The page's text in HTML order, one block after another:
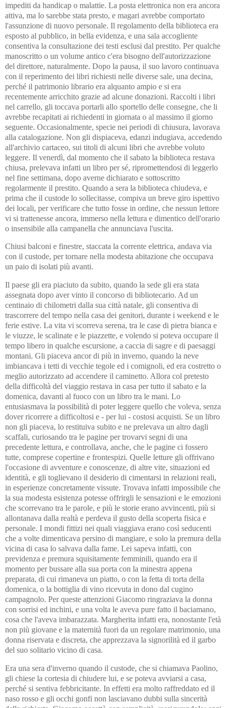
impediti da handicap o malattie. La posta elettronica non era ancora
attiva, ma lo sarebbe stata presto, e magari avrebbe comportato
l'assunzione di nuovo personale. Il regolamento della biblioteca era
esposto al pubblico, in bella evidenza, e una sala accogliente
consentiva la consultazione dei testi esclusi dal prestito. Per qualche
manoscritto o un volume antico c'era bisogno dell'autorizzazione
del direttore, naturalmente. Dopo la pausa, il suo lavoro continuava
con il reperimento dei libri richiesti nelle diverse sale, una decina,
perché il patrimonio librario era alquanto ampio e si era
recentemente arricchito grazie ad alcune donazioni. Raccolti i libri
nel carrello, gli toccava portarli allo sportello delle consegne, che li
avrebbe recapitati ai richiedenti in giornata o al massimo il giorno
seguente. Occasionalmente, specie nei periodi di chiusura, lavorava
alla catalogazione. Non gli dispiaceva, edanzi indugiava, accedendo
all'archivio cartaceo, sui titoli di alcuni libri che avrebbe voluto
leggere. Il venerdì, dal momento che il sabato la biblioteca restava
chiusa, prelevava infatti un libro per sé, ripromettendosi di leggerlo
nel fine settimana, dopo averne dichiarato e sottoscritto
regolarmente il prestito. Quando a sera la biblioteca chiudeva, e
prima che il custode lo sollecitasse, compiva un breve giro ispettivo
dei locali, per verificare che tutto fosse in ordine, che nessun lettore
vi si trattenesse ancora, immerso nella lettura e dimentico dell'orario
o insensibile alla campanella che annunciava l'uscita.
Chiusi balconi e finestre, staccata la corrente elettrica, andava via
con il custode, per tornare nella modesta abitazione che occupava
un paio di isolati più avanti.
Il paese gli era piaciuto da subito, quando la sede gli era stata
assegnata dopo aver vinto il concorso di bibliotecario. Ad un
centinaio di chilometri dalla sua città natale, gli consentiva di
trascorrere del tempo nella casa dei genitori, durante i weekend e le
ferie estive. La vita vi scorreva serena, tra le case di pietra bianca e
le viuzze, le scalinate e le piazzette, e volendo si poteva occupare il
tempo libero in qualche escursione, a caccia di sagre e di paesaggi
montani. Gli piaceva ancor di più in inverno, quando la neve
imbiancava i tetti di vecchie tegole ed i comignoli, ed era costretto o
meglio autorizzato ad accendere il caminetto. Allora col pretesto
della difficoltà del viaggio restava in casa per tutto il sabato e la
domenica, davanti al fuoco con un libro tra le mani. Lo
entusiasmava la possibilità di poter leggere quello che voleva, senza
dover ricorrere a difficoltosi e - per lui - costosi acquisti. Se un libro
non gli piaceva, lo restituiva subito e ne prelevava un altro dagli
scaffali, curiosando tra le pagine per trovarvi segni di una
precedente lettura, e controllava, anche, che le pagine ci fossero
tutte, comprese copertine e frontespizi. Quelle letture gli offrivano
l'occasione di avventure e conoscenze, di altre vite, situazioni ed
identità, e gli toglievano il desiderio di cimentarsi in relazioni reali,
in esperienze concretamente vissute. Trovava infatti impossibile che
la sua modesta esistenza potesse offrirgli le sensazioni e le emozioni
che scorrevano tra le parole, e più le storie erano avvincenti, più si
allontanava dalla realtà e perdeva il gusto della scoperta fisica e
personale. I mondi fittizi nei quali viaggiava erano così seducenti
che a volte dimenticava persino di mangiare, e solo la premura della
vicina di casa lo salvava dalla fame. Lei sapeva infatti, con
previdenza e premura squisitamente femminili, quando era il
momento per bussare alla sua porta con la minestra appena
preparata, di cui rimaneva un piatto, o con la fetta di torta della
domenica, o la bottiglia di vino ricevuta in dono dal cugino
campagnolo. Per queste attenzioni Giacomo ringraziava la donna
con sorrisi ed inchini, e una volta le aveva pure fatto il baciamano,
cosa che l'aveva imbarazzata. Margherita infatti era, nonostante l'età
non più giovane e la maternità fuori da un regolare matrimonio, una
donna riservata e discreta, che apprezzava la signorilità ed il garbo
del suo solitario vicino di casa.
Era una sera d'inverno quando il custode, che si chiamava Paolino,
gli chiese la cortesia di chiudere lui, e se poteva avviarsi a casa,
perché si sentiva febbricitante. In effetti era molto raffreddato ed il
naso rosso e gli occhi gonfi non lasciavano dubbi sulla sincerità